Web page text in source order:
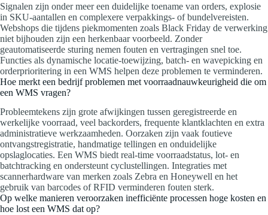
Signalen zijn onder meer een duidelijke toename van orders, explosie
in SKU‑aantallen en complexere verpakkings‑ of bundelvereisten.
Webshops die tijdens piekmomenten zoals Black Friday de verwerking
niet bijhouden zijn een herkenbaar voorbeeld. Zonder
geautomatiseerde sturing nemen fouten en vertragingen snel toe.
Functies als dynamische locatie‑toewijzing, batch‑ en wavepicking en
orderprioritering in een WMS helpen deze problemen te verminderen.
Hoe merkt een bedrijf problemen met voorraadnauwkeurigheid die om
een WMS vragen?
Probleemtekens zijn grote afwijkingen tussen geregistreerde en
werkelijke voorraad, veel backorders, frequente klantklachten en extra
administratieve werkzaamheden. Oorzaken zijn vaak foutieve
ontvangstregistratie, handmatige tellingen en onduidelijke
opslaglocaties. Een WMS biedt real‑time voorraadstatus, lot‑ en
batchtracking en ondersteunt cyclustellingen. Integraties met
scannerhardware van merken zoals Zebra en Honeywell en het
gebruik van barcodes of RFID verminderen fouten sterk.
Op welke manieren veroorzaken inefficiënte processen hoge kosten en
hoe lost een WMS dat op?